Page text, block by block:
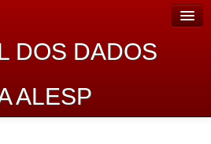
DOS DADOS
ALESP